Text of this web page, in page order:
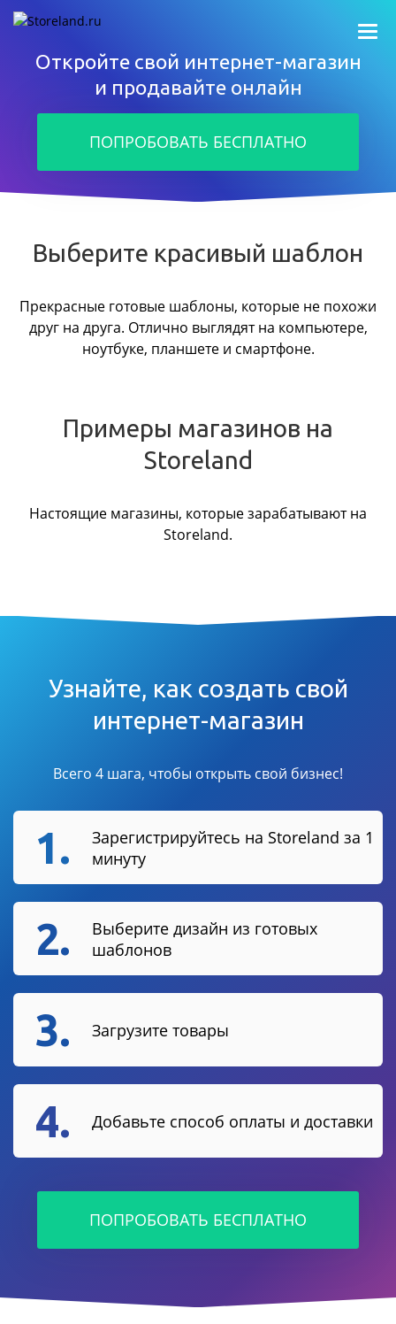
Откройте свой интернет-магазин
и продавайте онлайн
ПОПРОБОВАТЬ БЕСПЛАТНО
Выберите красивый шаблон
Прекрасные готовые шаблоны, которые не похожи
друг на друга. Отлично выглядят на компьютере,
ноутбуке, планшете и смартфоне.
Примеры магазинов на
Storeland
Настоящие магазины, которые зарабатывают на
Storeland.
Узнайте, как создать свой
интернет-магазин
Всего 4 шага, чтобы открыть свой бизнес!
1.
Зарегистрируйтесь на Storeland за 1
минуту
2.
Выберите дизайн из готовых
шаблонов
3. Загрузите товары
4. Добавьте способ оплаты и доставки
ПОПРОБОВАТЬ БЕСПЛАТНО